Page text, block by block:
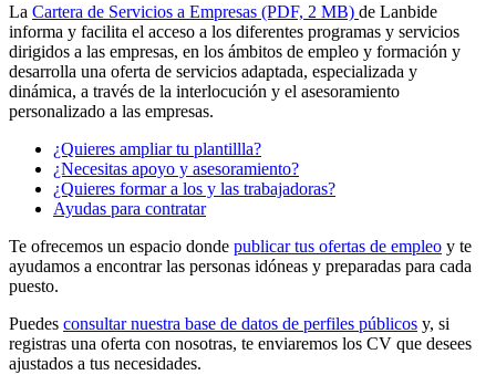
La Cartera de Servicios a Empresas (PDF, 2 MB) de Lanbide
informa y facilita el acceso a los diferentes programas y servicios
dirigidos a las empresas, en los ámbitos de empleo y formación y
desarrolla una oferta de servicios adaptada, especializada y
dinámica, a través de la interlocución y el asesoramiento
personalizado a las empresas.
¿Quieres ampliar tu plantillla?
¿Necesitas apoyo y asesoramiento?
¿Quieres formar a los y las trabajadoras?
Ayudas para contratar
Te ofrecemos un espacio donde publicar tus ofertas de empleo y te
ayudamos a encontrar las personas idóneas y preparadas para cada
puesto.
Puedes consultar nuestra base de datos de perfiles públicos y, si
registras una oferta con nosotras, te enviaremos los CV que desees
ajustados a tus necesidades.